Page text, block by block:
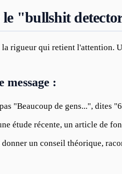
le "bullshit
rigueur qui retient l'attention.
message :
"Beaucoup de gens...", dites
étude récente, un article de
un conseil théorique,